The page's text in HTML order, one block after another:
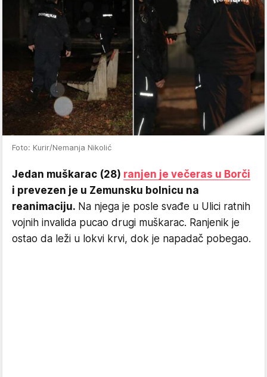
Foto: Kurir/Nemanja Nikolić
Jedan muškarac (28) ranjen je večeras u Borči
i prevezen je u Zemunsku bolnicu na
reanimaciju. Na njega je posle svađe u Ulici ratnih
vojnih invalida pucao drugi muškarac. Ranjenik je
ostao da leži u lokvi krvi, dok je napadač pobegao.